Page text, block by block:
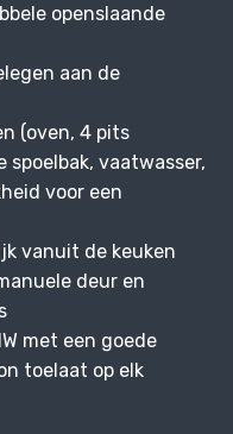
openslaande
aan de
(oven, 4 pits
spoelbak, vaatwasser,
voor een
vanuit de keuken
deur en
met een goede
toelaat op elk